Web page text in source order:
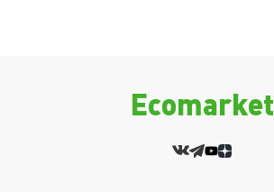
Ecomarket